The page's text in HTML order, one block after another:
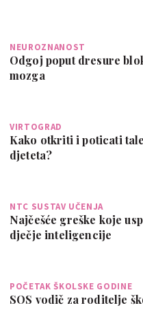
NEUROZNANOST
Odgoj poput dresure
mozga
VIRTOGRAD
Kako otkriti i poticati
djeteta?
NTC SUSTAV UČENJA
Najčešće greške koje
dječje inteligencije
POČETAK ŠKOLSKE GODINE
SOS vodič za roditelje